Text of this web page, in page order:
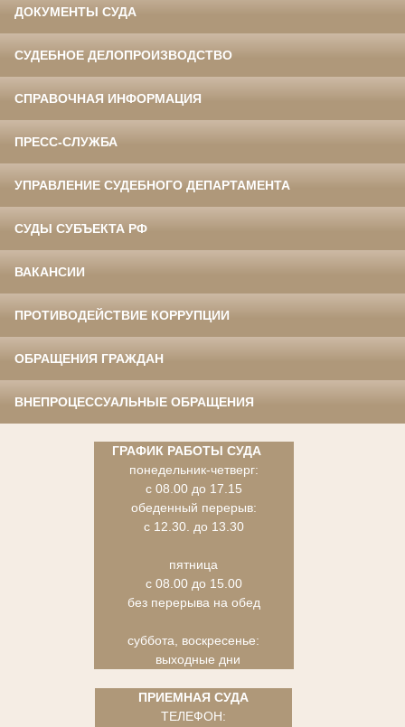
ДОКУМЕНТЫ СУДА
СУДЕБНОЕ ДЕЛОПРОИЗВОДСТВО
СПРАВОЧНАЯ ИНФОРМАЦИЯ
ПРЕСС-СЛУЖБА
УПРАВЛЕНИЕ СУДЕБНОГО ДЕПАРТАМЕНТА
СУДЫ СУБЪЕКТА РФ
ВАКАНСИИ
ПРОТИВОДЕЙСТВИЕ КОРРУПЦИИ
ОБРАЩЕНИЯ ГРАЖДАН
ВНЕПРОЦЕССУАЛЬНЫЕ ОБРАЩЕНИЯ
ГРАФИК РАБОТЫ СУДА
понедельник-четверг:
с 08.00 до 17.15
обеденный перерыв:
с 12.30. до 13.30
пятница
с 08.00 до 15.00
без перерыва на обед
суббота, воскресенье:
выходные дни
ПРИЕМНАЯ СУДА
ТЕЛЕФОН: